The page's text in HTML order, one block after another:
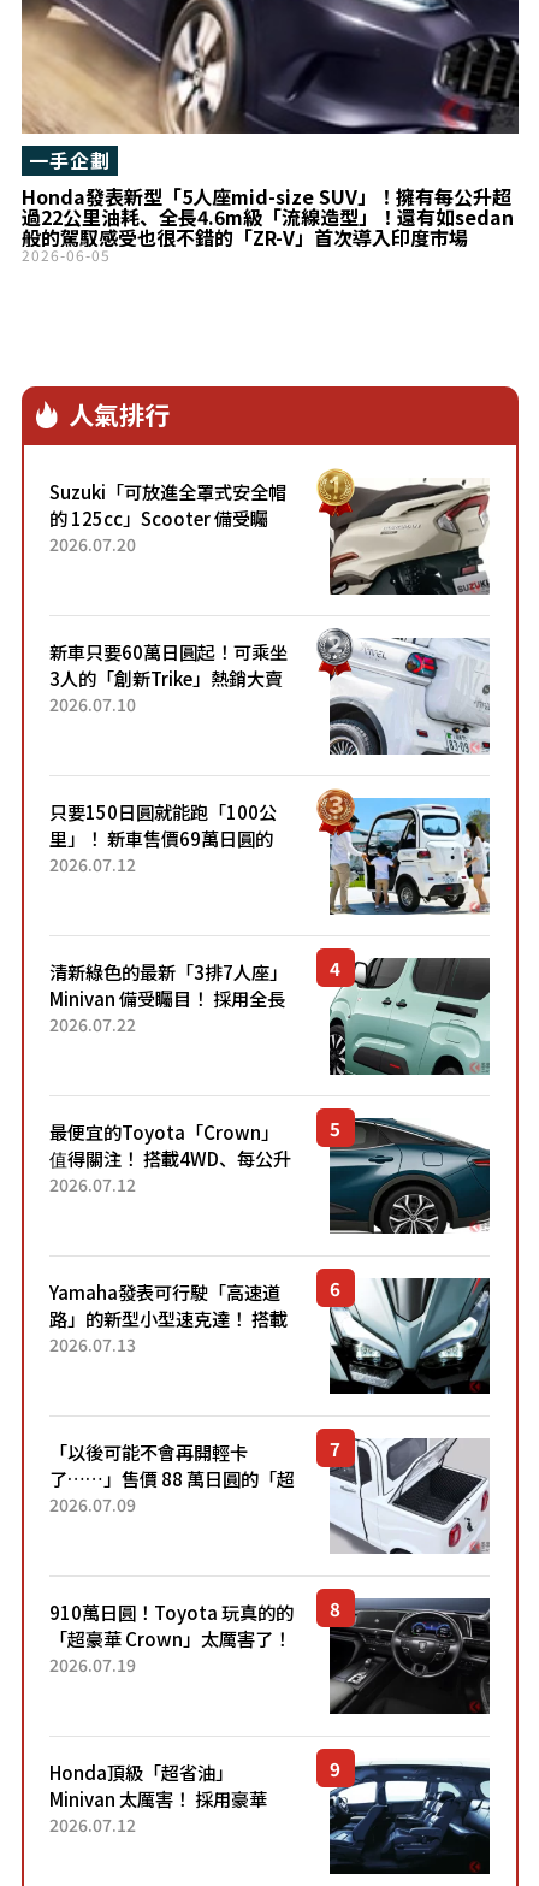
Honda發表新型「5人座mid-size SUV」！擁有每公升超
過22公里油耗、全長4.6m級「流線造型」！還有如sedan
般的駕馭感受也很不錯的「ZR-V」首次導入印度市場
一手企劃
2026-06-05
人氣排行
Suzuki「可放進全罩式安全帽
的 125cc」Scooter 備受矚
目！採用全新流線設計與各項
2026.07.20
新車只要60萬日圓起！可乘坐
3人的「創新Trike」熱銷大賣
成為人氣車款！「養車成本真
2026.07.10
只要150日圓就能跑「100公
里」！ 新車售價69萬日圓的
「3人座」Trike大受歡迎！ 順
2026.07.12
清新綠色的最新「3排7人座」
Minivan 備受矚目！ 採用全長
4.7公尺剛剛好的車身尺寸與
2026.07.22
最便宜的Toyota「Crown」
值得關注！ 搭載4WD、每公升
22.4公里低油耗表現超亮眼！
2026.07.12
Yamaha發表可行駛「高速道
路」的新型小型速克達！ 搭載
能享受超強勁「渦輪感」的動
2026.07.13
「以後可能不會再開輕卡
了……」售價 88 萬日圓的「超
迷你輕型貨車」引發兩極評
了！...
2026.07.09
910萬日圓！Toyota 玩真的的
「超豪華 Crown」太厲害了！
採用由「匠人技藝」打造的
2026.07.19
Honda頂級「超省油」
Minivan 太厲害！ 採用豪華
「真皮座椅」與專屬「黑色內
2026.07.12